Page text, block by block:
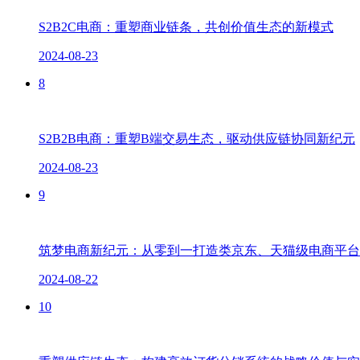
S2B2C电商：重塑商业链条，共创价值生态的新模式
2024-08-23
8
S2B2B电商：重塑B端交易生态，驱动供应链协同新纪元
2024-08-23
9
筑梦电商新纪元：从零到一打造类京东、天猫级电商平
2024-08-22
10